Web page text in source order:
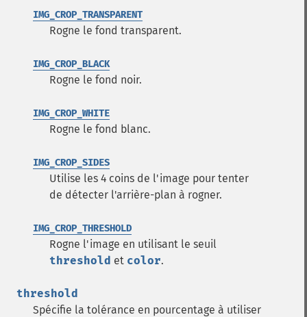
IMG_CROP_TRANSPARENT
Rogne le fond transparent.
IMG_CROP_BLACK
Rogne le fond noir.
IMG_CROP_WHITE
Rogne le fond blanc.
IMG_CROP_SIDES
Utilise les 4 coins de l'image pour tenter
de détecter l'arrière-plan à rogner.
IMG_CROP_THRESHOLD
Rogne l'image en utilisant le seuil
threshold et color.
threshold
Spécifie la tolérance en pourcentage à utiliser